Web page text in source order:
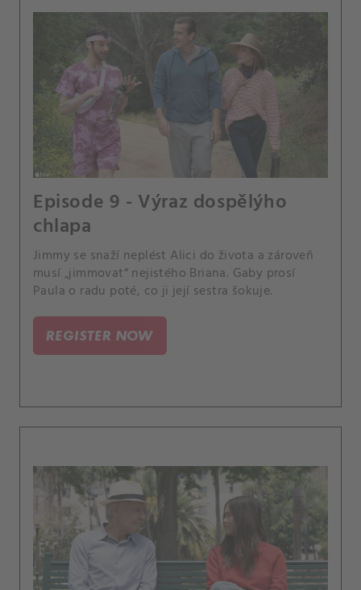
Episode 9 - Výraz dospělýho
chlapa
Jimmy se snaží neplést Alici do života a zároveň
musí „jimmovat“ nejistého Briana. Gaby prosí
Paula o radu poté, co ji její sestra šokuje.
REGISTER NOW